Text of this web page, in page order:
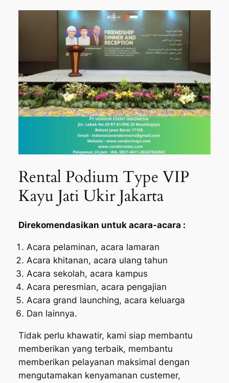
Rental Podium Type VIP
Kayu Jati Ukir Jakarta
Direkomendasikan untuk acara-acara :
Acara pelaminan, acara lamaran
Acara khitanan, acara ulang tahun
Acara sekolah, acara kampus
Acara peresmian, acara pengajian
Acara grand launching, acara keluarga
Dan lainnya.
Tidak perlu khawatir, kami siap membantu
memberikan yang terbaik, membantu
memberikan pelayanan maksimal dengan
mengutamakan kenyamanan custemer,